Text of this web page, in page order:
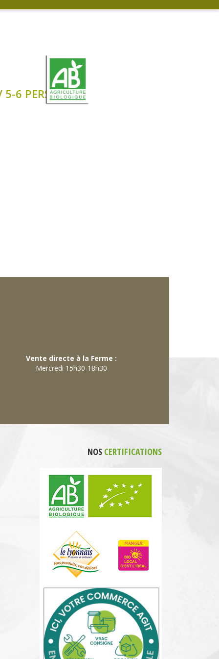
6 PERS.)
Vente directe à la Ferme :
Mercredi 15h30-18h30
NOS CERTIFICATIONS